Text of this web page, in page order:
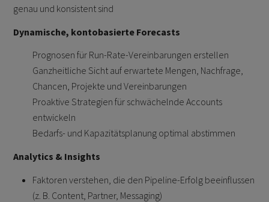
genau und konsistent sind
Dynamische, kontobasierte Forecasts
Prognosen für Run-Rate-Vereinbarungen erstellen
Ganzheitliche Sicht auf erwartete Mengen, Nachfrage,
Chancen, Projekte und Vereinbarungen
Proaktive Strategien für schwächelnde Accounts
entwickeln
Bedarfs- und Kapazitätsplanung optimal abstimmen
Analytics & Insights
Faktoren verstehen, die den Pipeline-Erfolg beeinflussen
(z. B. Content, Partner, Messaging)